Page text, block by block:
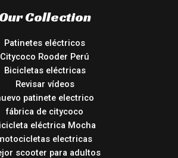
Our Collection
Patinetes eléctricos
Citycoco Rooder Perú
Bicicletas eléctricas
Revisar vídeos
patinete electrico
fábrica de citycoco
eléctrica Mocha
electricas
scooter para adultos